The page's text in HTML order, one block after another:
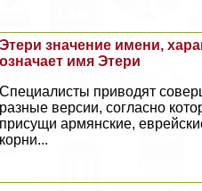
Этери значение имени,
означает имя Этери
Специалисты приводят
разные версии, согласно
присущи армянские,
корни...